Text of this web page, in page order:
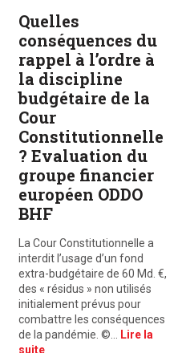
Quelles
conséquences du
rappel à l’ordre à
la discipline
budgétaire de la
Cour
Constitutionnelle
? Evaluation du
groupe financier
européen ODDO
BHF
La Cour Constitutionnelle a
interdit l’usage d’un fond
extra-budgétaire de 60 Md. €,
des « résidus » non utilisés
initialement prévus pour
combattre les conséquences
de la pandémie. ©…
Lire la
suite